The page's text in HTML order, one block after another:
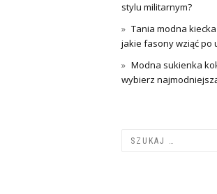
stylu militarnym?
Tania modna
jakie fasony wziąć po
Modna sukienka
wybierz